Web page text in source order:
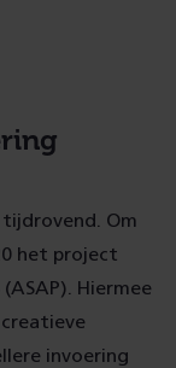
tijdrovend. Om
het project
Hiermee
invoering